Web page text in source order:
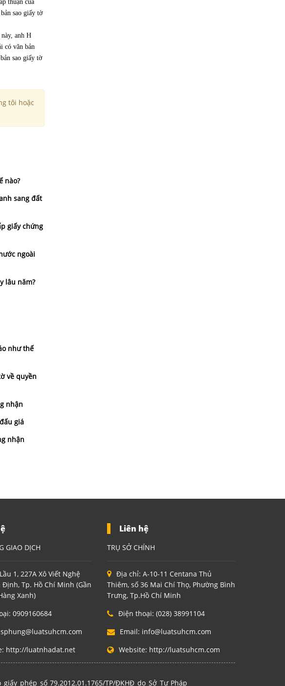
thuận của
sao giấy tờ
anh H
có văn bản
sao giấy tờ
tôi hoặc
nào?
giấy chứng
ngoài
lâu năm?
như thế
về quyền
nhận
giá
nhận
GIAO DỊCH
Lầu 1, 227A Xô Viết Nghệ
Định, Tp. Hồ Chí Minh (Gần
Xanh)
0909160684
http://luatnhadat.net
Liên hệ
TRỤ SỞ CHÍNH
Địa chỉ: A-10-11 Centana Thủ
Thiêm, số 36 Mai Chí Thọ, Phường Bình
Trưng, Tp.Hồ Chí Minh
Điện thoại: (028) 38991104
Email: info@luatsuhcm.com
Website: http://luatsuhcm.com
phép số 79.2012.01.1765/TP/ĐKHĐ do Sở Tư Pháp